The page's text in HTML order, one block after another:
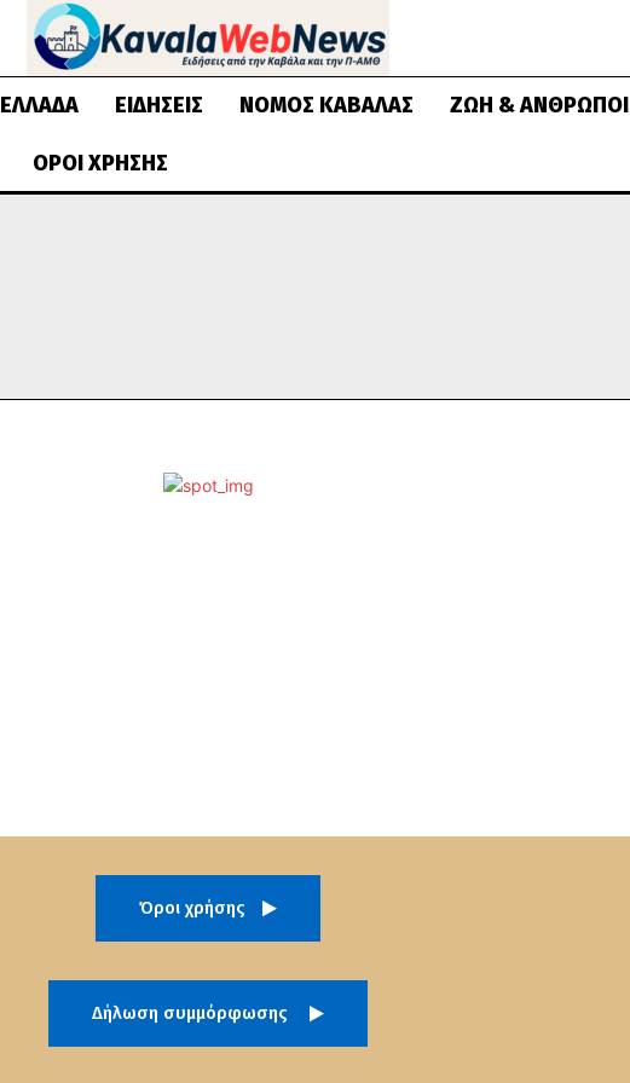
ΕΛΛΆΔΑ ΕΙΔΉΣΕΙΣ ΝΟΜΌΣ ΚΑΒΆΛΑΣ ΖΩΉ & ΆΝΘΡΩΠΟΙ
ΌΡΟΙ ΧΡΉΣΗΣ
Όροι χρήσης
Δήλωση συμμόρφωσης